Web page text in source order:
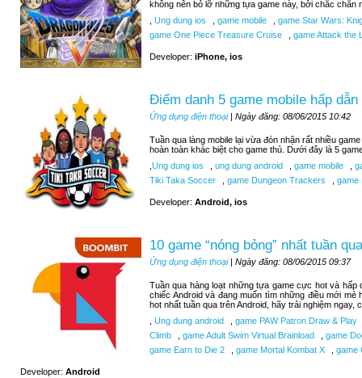
không nên bỏ lỡ những tựa game này, bởi chắc chắn
Ung dung ios game mobile
game Star Wars:
game One Piece Treasure Cruise
game Attack the
Developer: iPhone, ios
Điểm danh 5 game mobile hấp
Ứng dụng điện thoại| Ngày đăng: 08/06/2015 10:42
Tuần qua làng mobile lại vừa đón nhận rất nhiều
hoàn toàn khác biệt cho game thủ. Dưới đây là 5
Ung dung ios ung dung android game mobile
Tiki Taka Soccer
game Dungeon Trackers game
Developer: Android, ios
10 game “nóng bỏng” nhất tuần
Ứng dụng điện thoại| Ngày đăng: 08/06/2015 09:37
Tuần qua hàng loạt những tựa game cực hot và hấp
chiếc Android và đang muốn tìm những điều mới
hot nhất tuần qua trên Android, hãy trải nghiệm ngay,
Ung dung android
game PAW Patron Draw & Play
Climb
game Adult Swim Virtual Brainload
game
game Earn to Die 2
game Mortal Kombat X game
Developer: Android